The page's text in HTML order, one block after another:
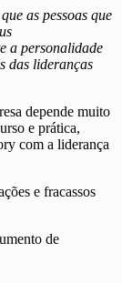
as pessoas que
a personalidade
das lideranças
depende muito
e prática,
com a liderança
e fracassos
de